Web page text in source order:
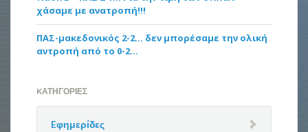
χάσαμε με ανατροπή!!!
ΠΑΣ-μακεδονικός 2-2… δεν μπορέσαμε την ολική
αντροπή από το 0-2…
KΑΤΗΓΟΡΊΕΣ
Eφημερίδες